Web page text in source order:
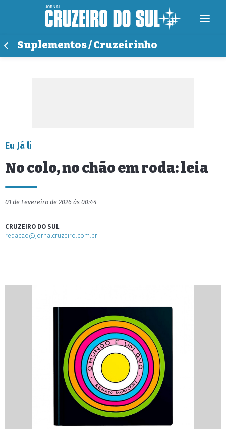
Suplementos / Cruzeirinho
Eu Já li
No colo, no chão em roda: leia
01 de Fevereiro de 2026 às 00:44
CRUZEIRO DO SUL
redacao@jornalcruzeiro.com.br